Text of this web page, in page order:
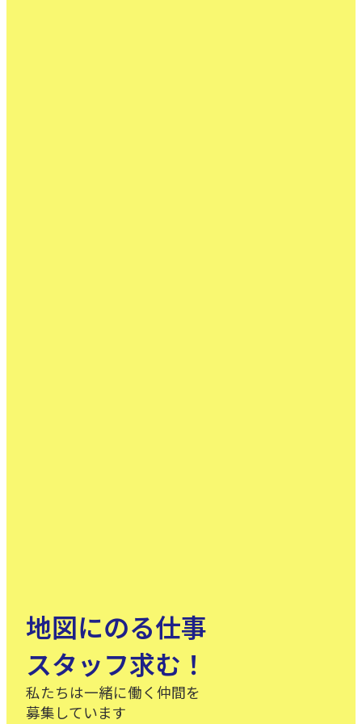
地図にのる仕事
スタッフ求む！
私たちは一緒に働く仲間を
募集しています